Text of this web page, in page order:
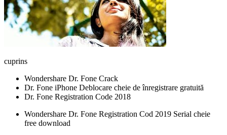
cuprins
Wondershare Dr. Fone Crack
Dr. Fone iPhone Deblocare cheie de înregistrare gratuită
Dr. Fone Registration Code 2018
Wondershare Dr. Fone Registration Cod 2019 Serial cheie
free download